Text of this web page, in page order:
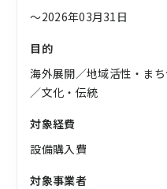
〜2026年03月31日
目的
海外展開／地域活性・ま
／文化・伝統
対象経費
設備購入費
対象事業者